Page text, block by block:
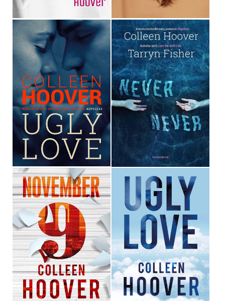
UGLY LOVE
COLLEEN HOOVER
OPRAWA MIĘKKA
36,90 ZŁ
NEVER NEVER
COLLEEN HOOVER, TARRYN
FISHER
OPRAWA MIĘKKA
39,90 ZŁ
NOVEMBER 9
COLLEEN HOOVER
39,90 ZŁ
UGLY LOVE
COLLEEN HOOVER
39,90 ZŁ